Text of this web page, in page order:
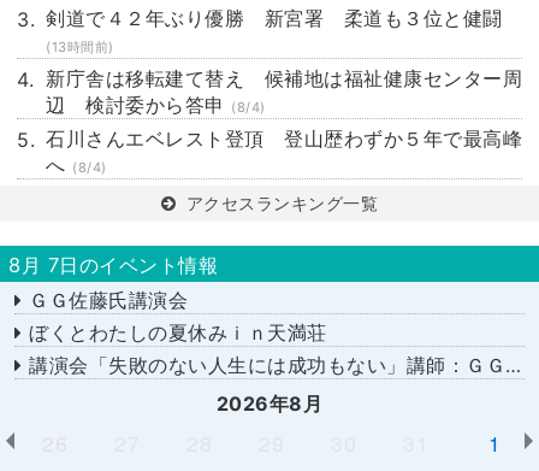
剣道で４２年ぶり優勝 新宮署 柔道も３位と健闘
(13時間前)
新庁舎は移転建て替え 候補地は福祉健康センター周
辺 検討委から答申
(8/4)
石川さんエベレスト登頂 登山歴わずか５年で最高峰
へ (8/4)
アクセスランキング一覧
8月 7日のイベント情報
ＧＧ佐藤氏講演会
ぼくとわたしの夏休みｉｎ天満荘
講演会「失敗のない人生には成功もない」講師：ＧＧ佐藤さん
2026年8月
26
1